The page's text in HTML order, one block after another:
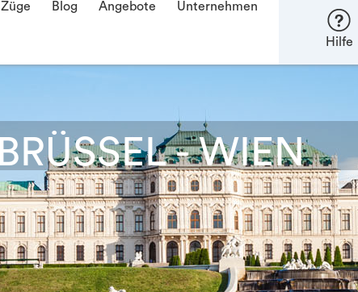
Züge Blog Angebote Unternehmen
Hilfe
BRÜSSEL - WIEN